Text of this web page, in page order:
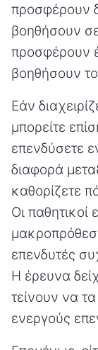
προσφέρουν
βοηθήσουν
προσφέρουν
βοηθήσουν
Εάν
μπορείτε
επενδύσετε
διαφορά
καθορίζετε
Οι παθητικοί
επενδυτές
Η έρευνα
τείνουν να
ενεργούς